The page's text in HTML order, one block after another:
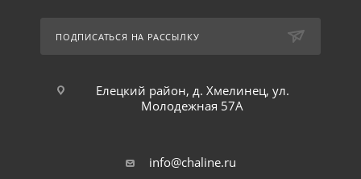
ПОДПИСАТЬСЯ НА РАССЫЛКУ
Елецкий район, д. Хмелинец, ул.
Молодежная 57А
info@chaline.ru